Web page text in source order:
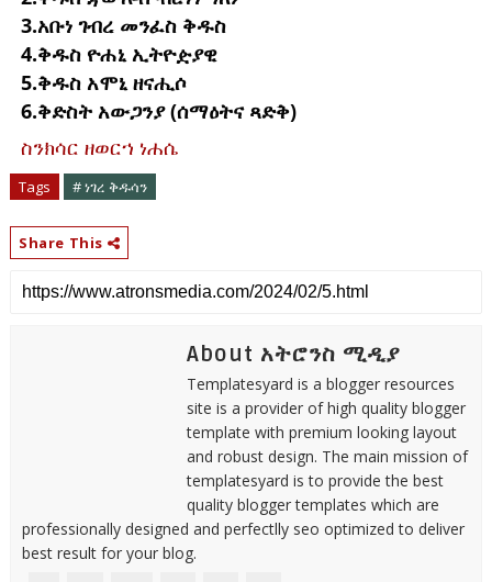
3.አቡነ ገብረ መንፈስ ቅዱስ
4.ቅዱስ ዮሐኒ ኢትዮዽያዊ
5.ቅዱስ አሞኒ ዘናሒሶ
6.ቅድስት አውጋንያ (ሰማዕትና ጻድቅ)
ስንክሳር ዘወርኀ ነሐሴ
Tags # ነገረ ቅዱሳን
Share This
About አትሮንስ ሚዲያ
Templatesyard is a blogger resources
site is a provider of high quality blogger
template with premium looking layout
and robust design. The main mission of
templatesyard is to provide the best
quality blogger templates which are
professionally designed and perfectlly seo optimized to deliver
best result for your blog.